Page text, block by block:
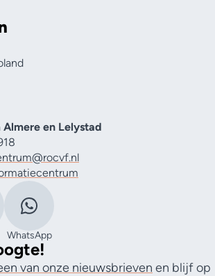
en Lelystad
WhatsApp
van onze nieuwsbrieven en blijf op